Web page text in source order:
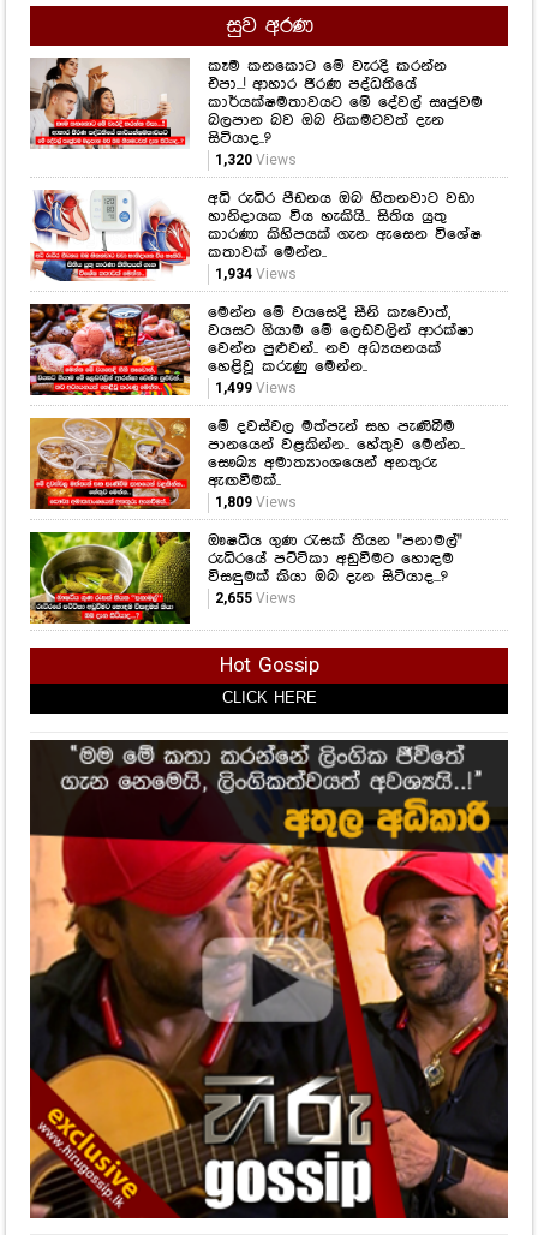
වාසනාව..." සැනසීම සතුට රැඳි වසර
ගණනක මතකයත් එක්ක රොෂාන් තවත්
ආදරණීය වෙයි..
779Views
Latest Hiru Videos
සුව අරණ
කෑම කනකොට මේ වැරදි කරන්න
එපා...! ආහාර ජීරණ පද්ධතියේ
කාර්යක්ෂමතාවයට මේ දේවල් සෘජුවම
බලපාන බව ඔබ නිකමටවත් දැන
සිටියාද..?
1,320Views
අධි රුධිර පීඩනය ඔබ හිතනවාට වඩා
හානිදායක විය හැකියි.. සිතිය යුතු
කාරණා කිහිපයක් ගැන ඇසෙන විශේෂ
කතාවක් මෙන්න..
1,934Views
මෙන්න මේ වයසෙදි සීනි කෑවොත්,
වයසට ගියාම මේ ලෙඩවලින් ආරක්ෂා
වෙන්න පුළුවන්.. නව අධ්‍යයනයක්
හෙළිවූ කරුණු මෙන්න..
1,499Views
මේ දවස්වල මත්පැන් සහ පැණිබීම
පානයෙන් වළකින්න.. හේතුව මෙන්න..
සෞඛ්‍ය අමාත්‍යාංශයෙන් අනතුරු
ඖෂධීය ගුණ රැසක් තියන "පනාමල්"
රුධිරයේ පට්ටිකා අඩුවීමට හොඳම
විසඳුමක් කියා ඔබ දැන සිටියාද...?
Hot Gossip
CLICK HERE